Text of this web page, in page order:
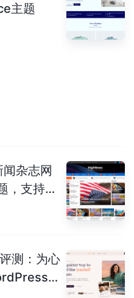
主题
杂志网
，支持
测：为心